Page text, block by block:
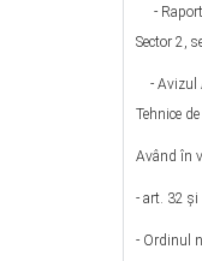
-
Sector 2,
- Avizul
Tehnice
Având în
- art. 32
- Ordinul